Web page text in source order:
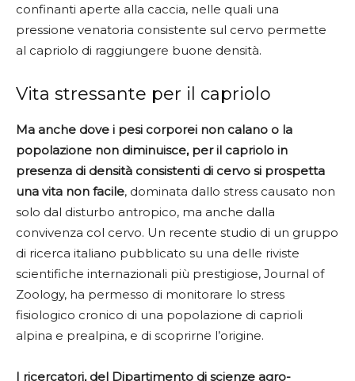
confinanti aperte alla caccia, nelle quali una
pressione venatoria consistente sul cervo permette
al capriolo di raggiungere buone densità.
Vita stressante per il capriolo
Ma anche dove i pesi corporei non calano o la
popolazione non diminuisce, per il capriolo in
presenza di densità consistenti di cervo si prospetta
una vita non facile, dominata dallo stress causato non
solo dal disturbo antropico, ma anche dalla
convivenza col cervo. Un recente studio di un gruppo
di ricerca italiano pubblicato su una delle riviste
scientifiche internazionali più prestigiose, Journal of
Zoology, ha permesso di monitorare lo stress
fisiologico cronico di una popolazione di caprioli
alpina e prealpina, e di scoprirne l’origine.
I ricercatori, del Dipartimento di scienze agro-